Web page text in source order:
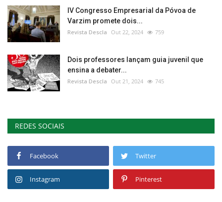
IV Congresso Empresarial da Póvoa de
Varzim promete dois...
Revista Descla Out 22, 2024 759
Dois professores lançam guia juvenil que
ensina a debater...
Revista Descla Out 21, 2024 745
REDES SOCIAIS
Facebook Twitter
Instagram Pinterest